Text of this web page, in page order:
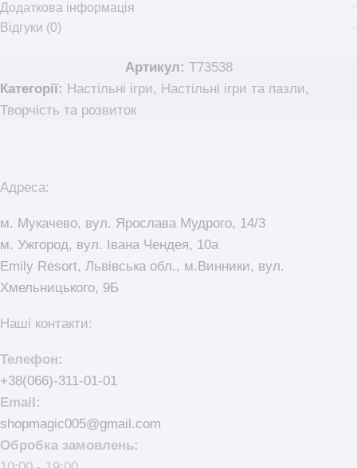
Додаткова інформація
Відгуки (0)
Артикул: T73538
Категорії: Настільні ігри, Настільні ігри та пазли,
Творчість та розвиток
Адреса:
м. Мукачево, вул. Ярослава Мудрого, 14/3
м. Ужгород, вул. Івана Чендея, 10а
Emily Resort, Львівська обл., м.Винники, вул.
Хмельницького, 9Б
Наші контакти:
Телефон:
+38(066)-311-01-01
Email:
shopmagic005@gmail.com
Обробка замовлень: